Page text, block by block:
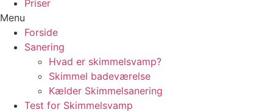
Priser
Menu
Forside
Sanering
Hvad er skimmelsvamp?
Skimmel badeværelse
Kælder Skimmelsanering
Test for Skimmelsvamp